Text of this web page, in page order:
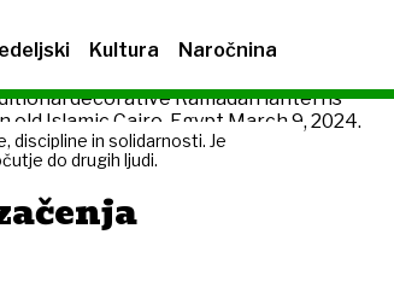
Kultura Naročnina
discipline in solidarnosti. Je
do drugih ljudi.